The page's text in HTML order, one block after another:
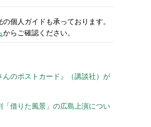
個人ガイドも承っております。
からご確認ください。
んのポストカード』（講談社）が
「借りた風景」の広島上演につい